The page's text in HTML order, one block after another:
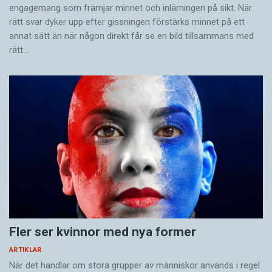
engagemang som främjar minnet och inlärningen på sikt. När
rätt svar dyker upp efter gissningen förstärks minnet på ett
annat sätt än när någon direkt får se en bild tillsammans med
rätt…
Fler ser kvinnor med nya former
ARTIKLAR
När det handlar om stora grupper av människor används i regel